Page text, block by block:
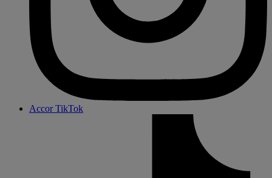
Accor TikTok